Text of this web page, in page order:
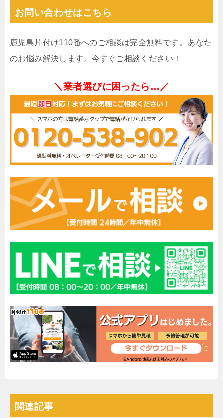
お問い合わせはこちら
鹿児島片付け110番へのご相談は完全無料です。あなた
のお悩み解決します。今すぐご相談ください！
＼業者選びに困ったら…／
関連記事